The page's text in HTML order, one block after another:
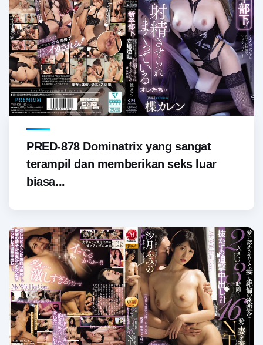
PRED-878 Dominatrix yang sangat
terampil dan memberikan seks luar
biasa...